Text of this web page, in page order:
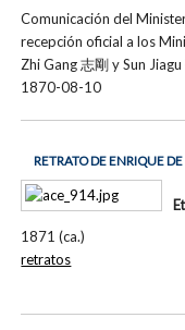
Comunicación del
recepción oficial a los
Zhi Gang 志剛 y Sun
1870-08-10
RETRATO DE ENRIQUE DE
1871 (ca.)
retratos